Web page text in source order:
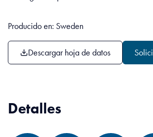
Producido en: Sweden
Descargar hoja de datos
Detalles